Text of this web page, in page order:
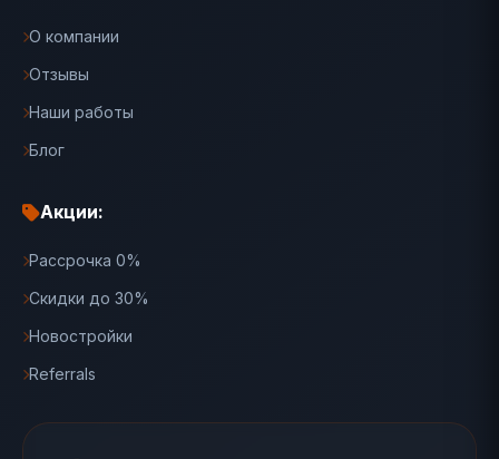
О компании
Отзывы
Наши работы
Блог
Акции:
Рассрочка 0%
Скидки до 30%
Новостройки
Referrals